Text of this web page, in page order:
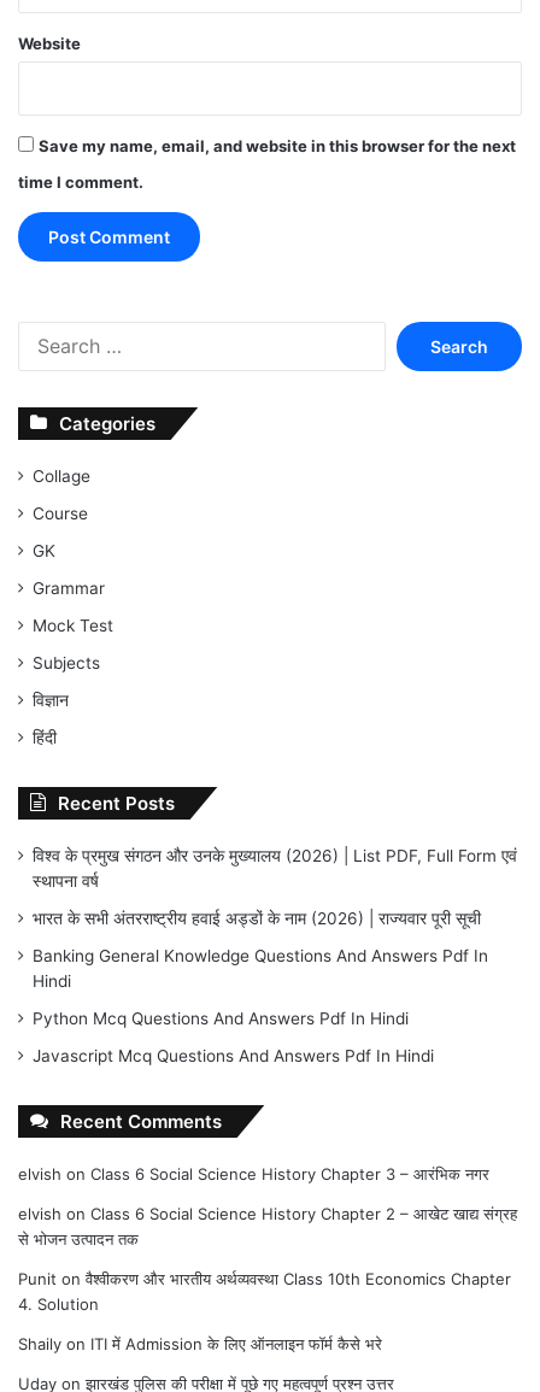
Website
Save my name, email, and website in this browser for the next
time I comment.
Search
for:
Categories
Collage
Course
GK
Grammar
Mock Test
Subjects
विज्ञान
हिंदी
Recent Posts
विश्व के प्रमुख संगठन और उनके मुख्यालय (2026) | List PDF, Full Form एवं
स्थापना वर्ष
भारत के सभी अंतरराष्ट्रीय हवाई अड्डों के नाम (2026) | राज्यवार पूरी सूची
Banking General Knowledge Questions And Answers Pdf In
Hindi
Python Mcq Questions And Answers Pdf In Hindi
Javascript Mcq Questions And Answers Pdf In Hindi
Recent Comments
elvish on Class 6 Social Science History Chapter 3 – आरंभिक नगर
elvish on Class 6 Social Science History Chapter 2 – आखेट खाद्य संग्रह
से भोजन उत्पादन तक
Punit onवैश्वीकरण और भारतीय अर्थव्यवस्था Class 10th Economics Chapter
4. Solution
Shaily on ITI में Admission के लिए ऑनलाइन फॉर्म कैसे भरे
Uday onझारखंड पुलिस की परीक्षा में पूछे गए महत्वपूर्ण प्रश्न उत्तर